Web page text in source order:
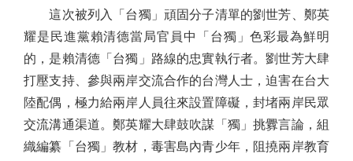
這次被列入「台獨」頑固分子清單的劉世芳、鄭英
耀是民進黨賴清德當局官員中「台獨」色彩最為鮮明
的，是賴清德「台獨」路線的忠實執行者。劉世芳大肆
打壓支持、參與兩岸交流合作的台灣人士，迫害在台大
陸配偶，極力給兩岸人員往來設置障礙，封堵兩岸民眾
交流溝通渠道。鄭英耀大肆鼓吹謀「獨」挑釁言論，組
織編纂「台獨」教材，毒害島內青少年，阻撓兩岸教育